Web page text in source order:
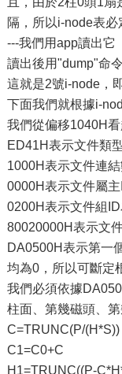
隔，所以i-node表必
---我們用app讀出它
讀出後用"dump"命
這就是2號i-node，
下面我們就根據i-
我們從偏移1040H看
ED41H表示文件類
1000H表示文件連結
0000H表示文件屬主
0200H表示文件組ID
80020000H表示文
DA0500H表示第一
均為0，所以可斷定
我們必須依據
柱面、第幾磁頭、
C=TRUNC(P/(H*S))
C1=C0+C
H1=TRUNC((P-